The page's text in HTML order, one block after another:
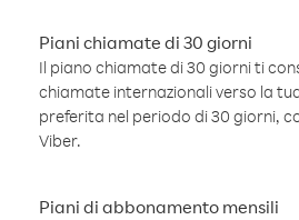
Piani chiamate di 30 giorni
Il piano chiamate di 30 giorni ti
chiamate internazionali verso la
preferita nel periodo di 30 giorni,
Viber.
Piani di abbonamento mensili